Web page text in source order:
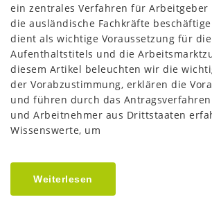
ein zentrales Verfahren für Arbeitgeber
die ausländische Fachkräfte
dient als wichtige Voraussetzung für
Aufenthaltstitels und die
diesem Artikel beleuchten wir die
der Vorabzustimmung, erklären die
und führen durch das
und Arbeitnehmer aus Drittstaaten
Wissenswerte, um
Weiterlesen